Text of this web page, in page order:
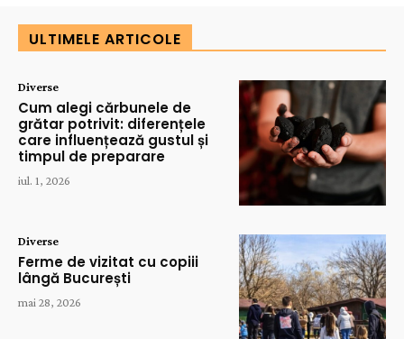
ULTIMELE ARTICOLE
Diverse
Cum alegi cărbunele de
grătar potrivit: diferențele
care influențează gustul și
timpul de preparare
iul. 1, 2026
Diverse
Ferme de vizitat cu copiii
lângă București
mai 28, 2026